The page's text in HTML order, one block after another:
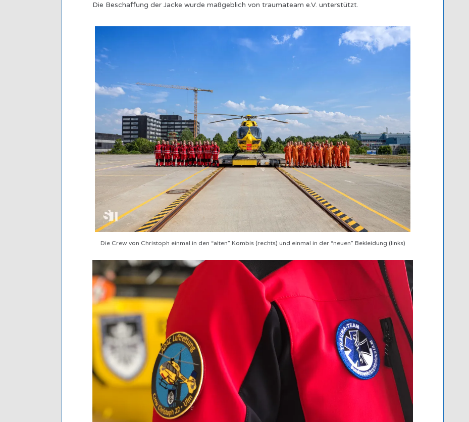
Die Beschaffung der Jacke wurde maßgeblich von traumateam e.V. unterstützt.
Die Crew von Christoph einmal in den “alten” Kombis (rechts) und einmal in der “neuen” Bekleidung (links)